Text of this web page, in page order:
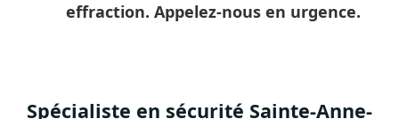
effraction. Appelez-nous en urgence.
Spécialiste en sécurité Sainte-Anne-